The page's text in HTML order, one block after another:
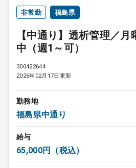
非常勤 福島県
【中通り】透析管理／
中（週1～可）
300422644
2026年02月17日更新
勤務地
福島県中通り
給与
65,000円（税込）